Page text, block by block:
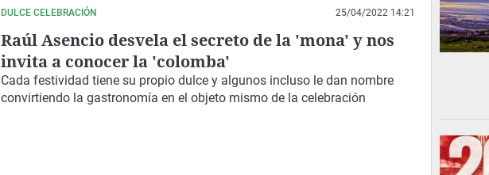
DULCE CELEBRACIÓN 25/04/2022 14:21
Raúl Asencio desvela el secreto de la 'mona' y nos
invita a conocer la 'colomba'
Cada festividad tiene su propio dulce y algunos incluso le dan nombre
convirtiendo la gastronomía en el objeto mismo de la celebración